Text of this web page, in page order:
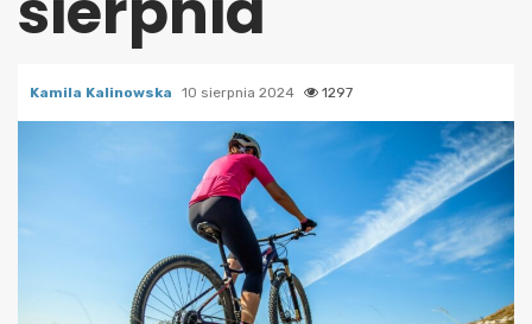
Kamila Kalinowska 10 sierpnia 2024 1297